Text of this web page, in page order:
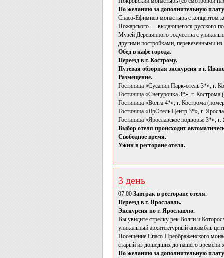
По желанию за дополнительную
Спасо-Ефимиев монастырь с концертом
Пожарского — выдающегося русского
Музей Деревянного зодчества с
другими постройками, перевезенными
Обед в кафе города.
Переезд в г. Кострому.
Путевая обзорная экскурсия в г.
Размещение.
Гостиница «Сусанин Парк-отель 3*», г.
Гостиница «Снегурочка 3*», г. Кострома
Гостиница «Волга 4*», г. Кострома
Гостиница «ЯрОтель Центр 3*», г.
Гостиница «Ярославское подворье 3*»,
Выбор отеля происходит
Свободное время.
Ужин в ресторане отеля.
3 день
07:00 Завтрак в ресторане отеля.
Переезд в г. Ярославль.
Экскурсия по г. Ярославлю.
Вы увидите стрелку рек Волги и
уникальный архитектурный ансамбль
Посещение Спасо-Преображенского
старый из дошедших до нашего времени
По желанию за дополнительную